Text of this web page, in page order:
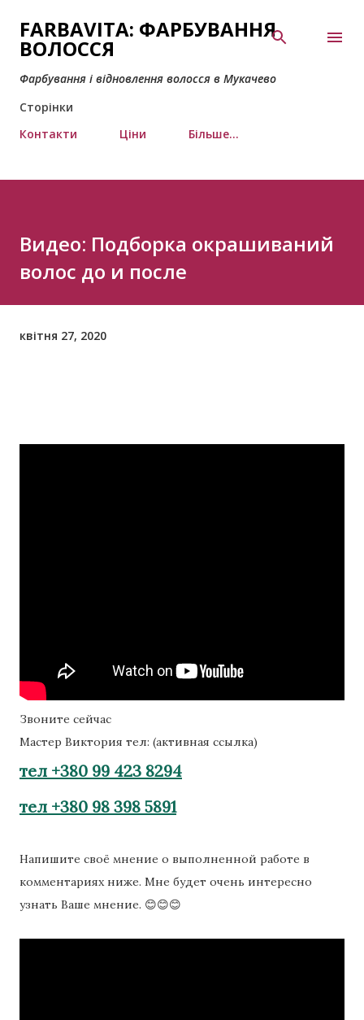
Перейти до основного вмісту
FARBAVITA: ФАРБУВАННЯ
ВОЛОССЯ
Фарбування і відновлення волосся в Мукачево
Сторінки
Контакти
Ціни Більше…
Видео: Подборка окрашиваний
волос до и после
квітня 27, 2020
Звоните сейчас
Мастер Виктория тел: (активная ссылка)
тел +380 99 423 8294
тел +380 98 398 5891
Напишите своё мнение о выполненной работе в
комментариях ниже. Мне будет очень интересно
узнать Ваше мнение. 😊😊😊